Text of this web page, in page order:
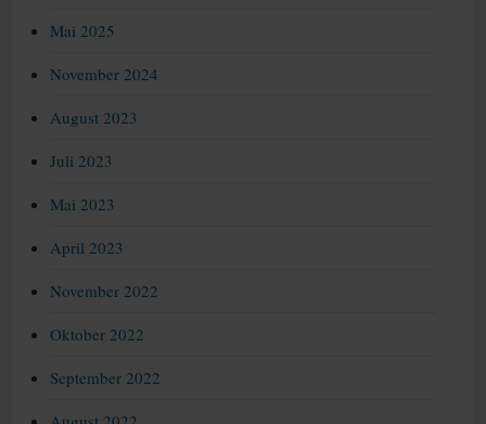
Mai 2025
November 2024
August 2023
Juli 2023
Mai 2023
April 2023
November 2022
Oktober 2022
September 2022